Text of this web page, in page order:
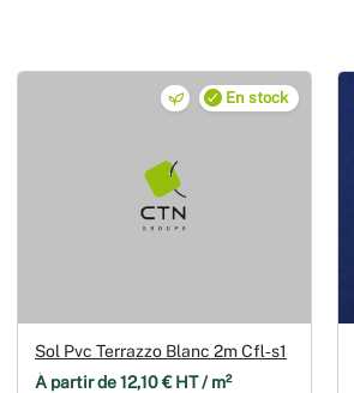
En stock
Sol Pvc Terrazzo Blanc 2m Cfl‑s1
À partir de 12,10 € HT / m²